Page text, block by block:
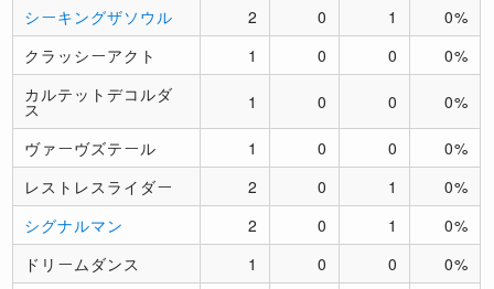
シーキングザソウル 2 0 1
0%
クラッシーアクト
1 0 0
0%
カルテットデコルダ
ス 1 0 0 0%
ヴァーヴズテール 1 0 0
0%
レストレスライダー
2 0 1
0%
シグナルマン
2 0 1
0%
ドリームダンス
1 0 0
0%